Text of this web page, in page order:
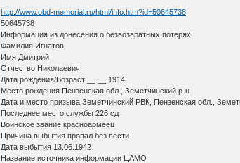
http://www.obd-memorial.ru/html/info.htm?id=50645738
50645738
Информация из донесения о безвозвратных потерях
Фамилия Игнатов
Имя Дмитрий
Отчество Николаевич
Дата рождения/Возраст __.__.1914
Место рождения Пензенская обл., Земетчинский р-н
Дата и место призыва Земетчинский РВК, Пензенская обл.,
Последнее место службы 226 сд
Воинское звание красноармеец
Причина выбытия пропал без вести
Дата выбытия 13.06.1942
Название источника информации ЦАМО